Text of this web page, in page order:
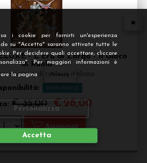
i cookie per fornirti un'esperienza
su "Accetta" saranno attivate tutte le
Per decidere quali accettare, cliccare
Per maggiori informazioni è
la pagina Privacy .
Personalizza
Accetta
- L'Era di Zargo - Il Gioco
di Ruolo
di gioco di ruolo in italiano
DISPONIBILE
€ 35,00 €28,00